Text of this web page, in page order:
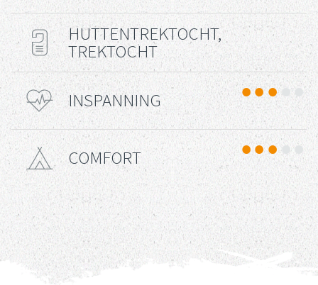
Reis Type
HUTTENTREKTOCHT,
TREKTOCHT
Uitdaging
INSPANNING
Comfort
COMFORT